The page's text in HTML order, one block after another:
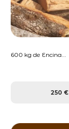
600 kg de Encina...
250 €